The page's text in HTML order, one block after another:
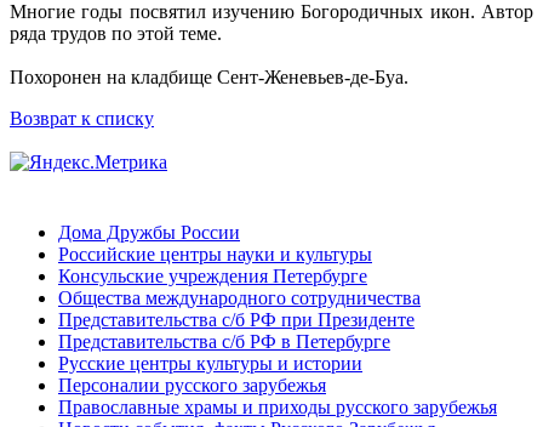
Многие годы посвятил изучению Богородичных икон. Автор
ряда трудов по этой теме.
Похоронен на кладбище Сент-Женевьев-де-Буа.
Возврат к списку
Дома Дружбы России
Российские центры науки и культуры
Консульские учреждения Петербурге
Общества международного сотрудничества
Представительства с/б РФ при Президенте
Представительства с/б РФ в Петербурге
Русские центры культуры и истории
Персоналии русского зарубежья
Православные храмы и приходы русского зарубежья